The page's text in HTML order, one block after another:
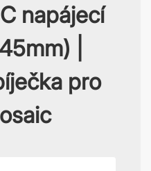
napájecí
|
pro